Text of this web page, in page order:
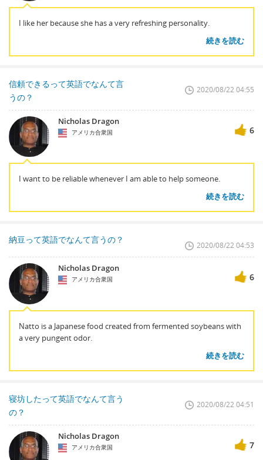
I like her because she has a very refreshing personality.
続きを読む
信頼できるって英語でなんて言
うの？
2020/08/22 04:55
Nicholas Dragon
アメリカ合衆国 6
I want to be reliable whenever I am able to help someone.
続きを読む
納豆って英語でなんて言うの？
2020/08/22 04:53
Nicholas Dragon
アメリカ合衆国 6
Natto is a Japanese food created from fermented soybeans with
a very pungent odor.
続きを読む
寝坊したって英語でなんて言う
の？
2020/08/22 04:51
Nicholas Dragon
アメリカ合衆国 7